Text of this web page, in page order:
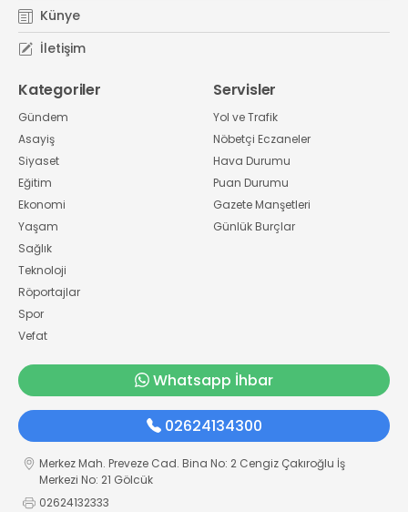
Künye
İletişim
Kategoriler
Gündem
Asayiş
Siyaset
Eğitim
Ekonomi
Yaşam
Sağlık
Teknoloji
Röportajlar
Spor
Vefat
Servisler
Yol ve Trafik
Nöbetçi Eczaneler
Hava Durumu
Puan Durumu
Gazete Manşetleri
Günlük Burçlar
Whatsapp İhbar
02624134300
Merkez Mah. Preveze Cad. Bina No: 2 Cengiz Çakıroğlu İş
Merkezi No: 21 Gölcük
02624132333